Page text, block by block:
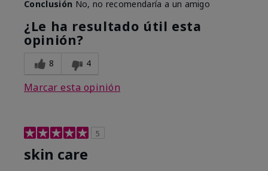
Conclusión No, no recomendaría a un amigo
¿Le ha resultado útil esta
opinión?
8 4
Marcar esta opinión
5
skin care